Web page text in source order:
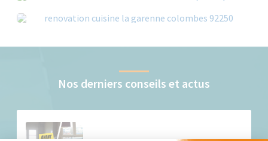
Nos derniers conseils et actus